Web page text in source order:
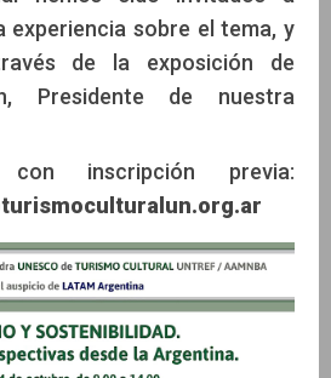
experiencia sobre el tema, y
de la exposición de
Presidente de nuestra
inscripción previa: